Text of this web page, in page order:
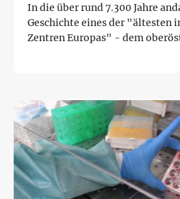
In die über rund 7.300 Jahre
Geschichte eines der "ältesten
Zentren Europas" - dem